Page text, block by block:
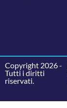
Copyright 2026 -
Tutti i diritti
riservati.